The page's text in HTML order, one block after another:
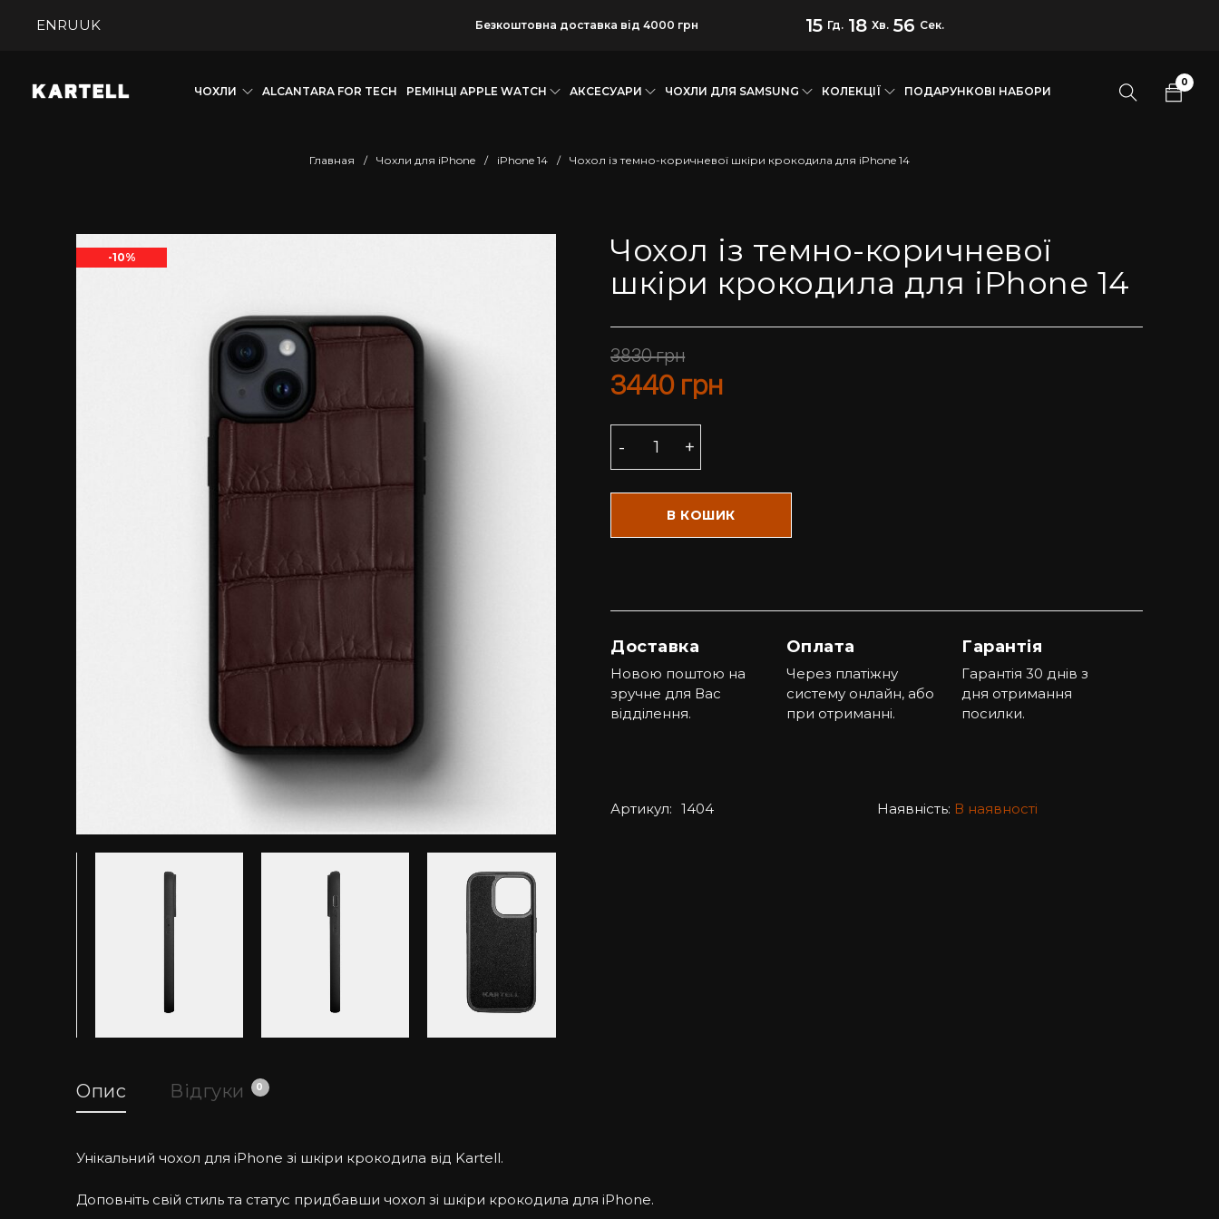
ENRUUK Безкоштовна доставка від 4000 грн 15 Гд. 18 Хв. 55 Сек.
ЧОХЛИ ALCANTARA FOR TECH РЕМІНЦІ APPLE WATCH АКСЕСУАРИ ЧОХЛИ ДЛЯ SAMSUNG КОЛЕКЦІЇ ПОДАРУНКОВІ НАБОРИ
0
Главная / Чохли для iPhone / iPhone 14 / Чохол із темно-коричневої шкіри крокодила для iPhone 14
-10%
Чохол із темно-коричневої
шкіри крокодила для iPhone 14
3830грн
3440 грн
В КОШИК
Доставка
Новою поштою на
зручне для Вас
відділення.
Оплата
Через платіжну
систему онлайн, або
при отриманні.
Гарантія
Гарантія 30 днів з
дня отримання
посилки.
Артикул: 1404 Наявність: В наявності
Опис Відгуки 0
Унікальний чохол для iPhone зі шкіри крокодила від Kartell.
Доповніть свій стиль та статус придбавши чохол зі шкіри крокодила для iPhone.